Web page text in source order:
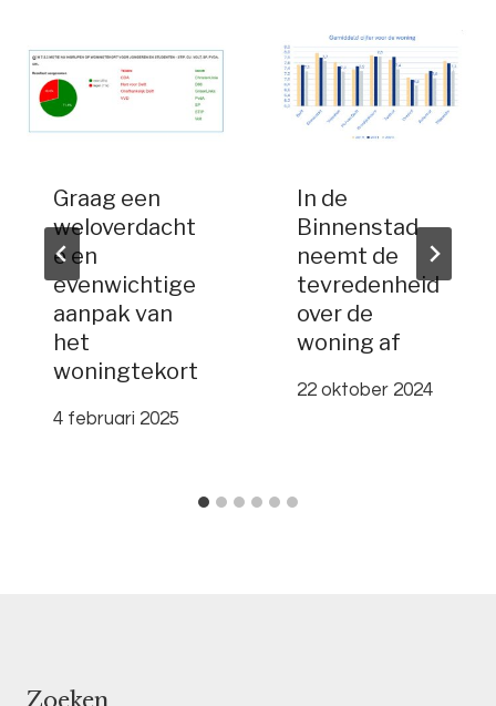
Graag een
weloverdacht
e en
evenwichtige
aanpak van
het
woningtekort
4 februari 2025
In de
Binnenstad
neemt de
tevredenheid
over de
woning af
22 oktober 2024